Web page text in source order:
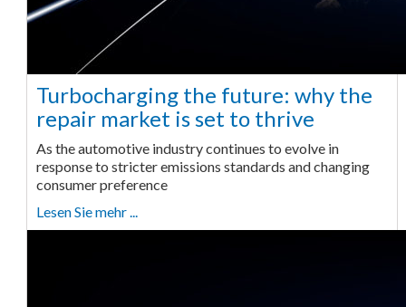
Turbocharging the future: why the
repair market is set to thrive
As the automotive industry continues to evolve in
response to stricter emissions standards and changing
consumer preference
Lesen Sie mehr ...